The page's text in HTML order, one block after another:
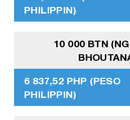
PHILIPPIN)
10 000 BTN
6 837,52 PHP (PESO
PHILIPPIN)